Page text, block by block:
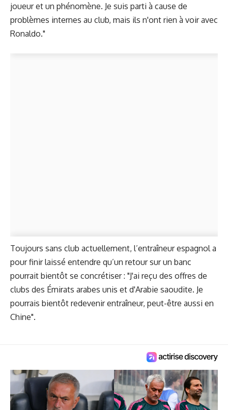
joueur et un phénomène. Je suis parti à cause de
problèmes internes au club, mais ils n'ont rien à voir avec
Ronaldo."
Toujours sans club actuellement, l’entraîneur espagnol a
pour finir laissé entendre qu’un retour sur un banc
pourrait bientôt se concrétiser : "J'ai reçu des offres de
clubs des Émirats arabes unis et d'Arabie saoudite. Je
pourrais bientôt redevenir entraîneur, peut-être aussi en
Chine".